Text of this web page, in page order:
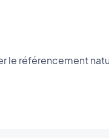
le référencement